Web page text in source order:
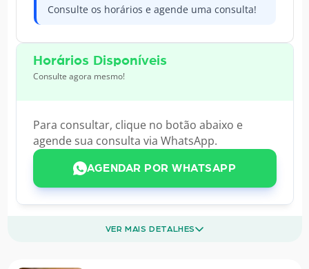
Consulte os horários e agende uma consulta!
Horários Disponíveis
Consulte agora mesmo!
Para consultar, clique no botão abaixo e
agende sua consulta via WhatsApp.
AGENDAR POR WHATSAPP
VER MAIS DETALHES